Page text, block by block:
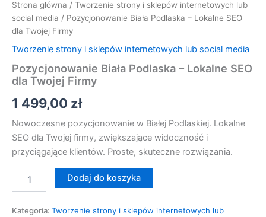
Strona główna / Tworzenie strony i sklepów internetowych lub
social media / Pozycjonowanie Biała Podlaska – Lokalne SEO
dla Twojej Firmy
Tworzenie strony i sklepów internetowych lub social media
Pozycjonowanie Biała Podlaska – Lokalne SEO
dla Twojej Firmy
1 499,00 zł
Nowoczesne pozycjonowanie w Białej Podlaskiej. Lokalne
SEO dla Twojej firmy, zwiększające widoczność i
przyciągające klientów. Proste, skuteczne rozwiązania.
Dodaj do koszyka
Kategoria: Tworzenie strony i sklepów internetowych lub